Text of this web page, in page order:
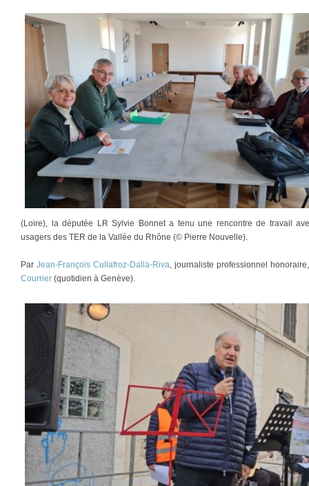
(Loire), la députée LR Sylvie Bonnet a tenu une rencontre de travail
usagers des TER de la Vallée du Rhône (© Pierre Nouvelle).
Par Jean-François Cullafroz-Dalla-Riva, journaliste professionnel
Courrier (quotidien à Genève).